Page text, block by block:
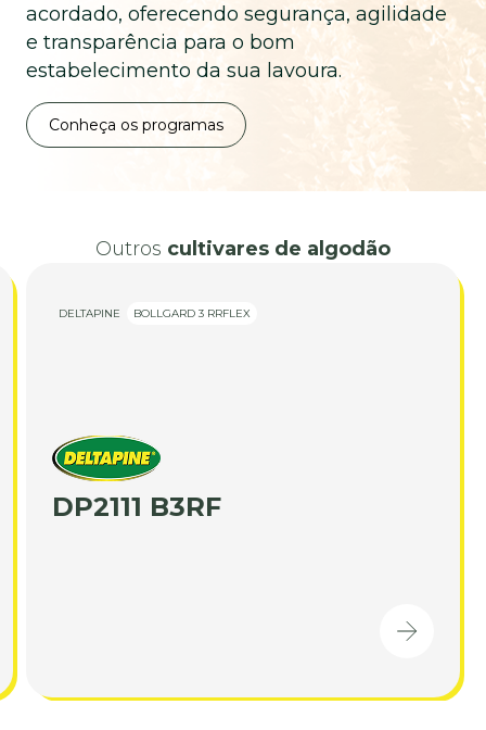
acordado, oferecendo segurança, agilidade
e transparência para o bom
estabelecimento da sua lavoura.
Conheça os programas
Outros cultivares de algodão
DELTAPINE BOLLGARD 3 RRFLEX
DP2111 B3RF